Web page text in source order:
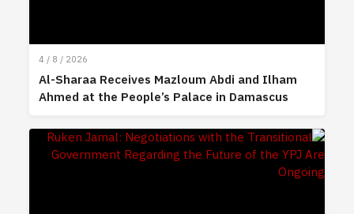
4 / 8 / 2026
Al-Sharaa Receives Mazloum Abdi and Ilham
Ahmed at the People’s Palace in Damascus